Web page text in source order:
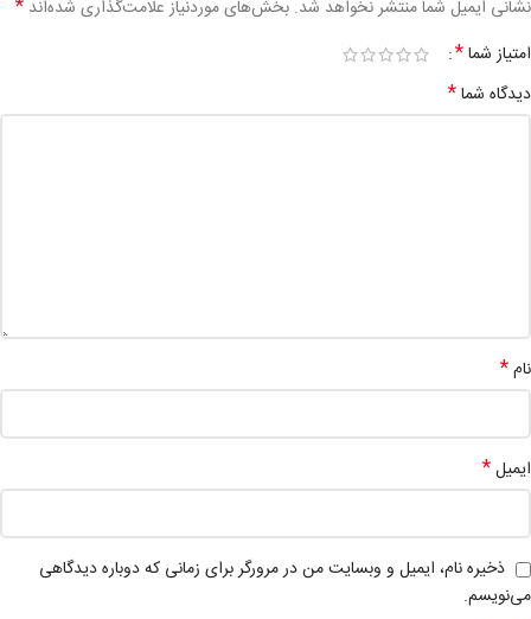
نشانی ایمیل شما منتشر نخواهد شد. بخش‌های موردنیاز علامت‌گذاری شده‌اند *
امتیاز شما*
دیدگاه شما*
نام*
ایمیل*
ذخیره نام، ایمیل و وبسایت من در مرورگر برای زمانی که دوباره دیدگاهی
می‌نویسم.